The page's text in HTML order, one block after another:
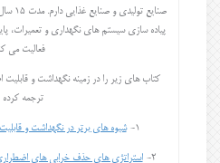
پیاده سازی سیستم های نگهداری و تعمیرات،
فعالیت می
کتاب های زیر را در زمینه نگهداشت و قابلیت
ترجمه کرده
1- شیوه های برتر در نگهداشت و
2- استراتژی های حذف خرابی های